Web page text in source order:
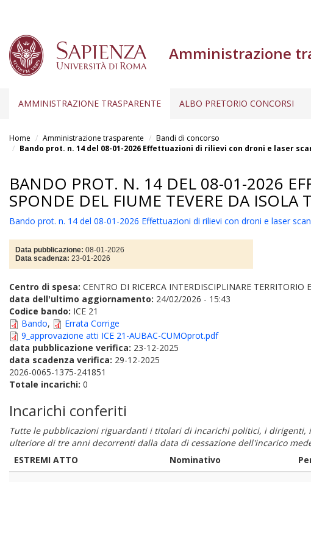
contenuto
Amministrazione
AMMINISTRAZIONE TRASPARENTE ALBO PRETORIO CONCORSI
Home Amministrazione trasparente
Bandi di concorso
Bando prot. n. 14 del 08-01-2026 Effettuazioni di rilievi con droni e laser
BANDO PROT. N. 14 DEL 08-01-2026
SPONDE DEL FIUME TEVERE DA
Bando prot. n. 14 del 08-01-2026 Effettuazioni di rilievi con droni e laser
Data pubblicazione: 08-01-2026
Data scadenza: 23-01-2026
Centro di spesa: CENTRO DI RICERCA INTERDISCIPLINARE TERRITORIO
data dell'ultimo aggiornamento: 24/02/2026 - 15:43
Codice bando: ICE 21
Bando,
Errata Corrige
9_approvazione atti ICE 21-AUBAC-CUMOprot.pdf
data pubblicazione verifica: 23-12-2025
data scadenza verifica: 29-12-2025
2026-0065-1375-241851
Totale incarichi: 0
Incarichi conferiti
Tutte le pubblicazioni riguardanti i titolari di incarichi politici, i
ulteriore di tre anni decorrenti dalla data di cessazione dell'incarico
ESTREMI ATTO
Nominativo